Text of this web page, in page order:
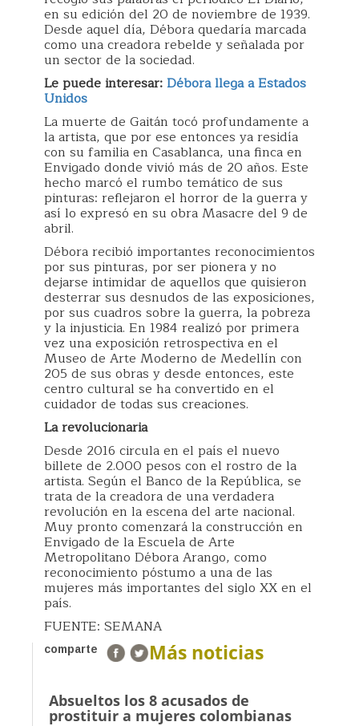
en su edición del 20 de noviembre de 1939.
Desde aquel día, Débora quedaría marcada
como una creadora rebelde y señalada por
un sector de la sociedad.
Le puede interesar:Débora llega a Estados
Unidos
La muerte de Gaitán tocó profundamente a
la artista, que por ese entonces ya residía
con su familia en Casablanca, una finca en
Envigado donde vivió más de 20 años. Este
hecho marcó el rumbo temático de sus
pinturas: reflejaron el horror de la guerra y
así lo expresó en su obra Masacre del 9 de
abril.
Débora recibió importantes reconocimientos
por sus pinturas, por ser pionera y no
dejarse intimidar de aquellos que quisieron
desterrar sus desnudos de las exposiciones,
por sus cuadros sobre la guerra, la pobreza
y la injusticia. En 1984 realizó por primera
vez una exposición retrospectiva en el
Museo de Arte Moderno de Medellín con
205 de sus obras y desde entonces, este
centro cultural se ha convertido en el
cuidador de todas sus creaciones.
La revolucionaria
Desde 2016 circula en el país el nuevo
billete de 2.000 pesos con el rostro de la
artista. Según el Banco de la República, se
trata de la creadora de una verdadera
revolución en la escena del arte nacional.
Muy pronto comenzará la construcción en
Envigado de la Escuela de Arte
Metropolitano Débora Arango, como
reconocimiento póstumo a una de las
mujeres más importantes del siglo XX en el
país.
FUENTE: SEMANA
comparte Más noticias
Absueltos los 8 acusados de
prostituir a mujeres colombianas